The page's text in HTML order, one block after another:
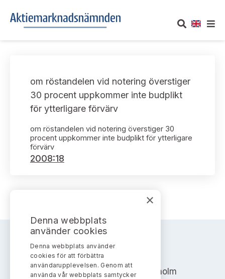
Om oss
Vårt uppdrag
Informationsgivning
Arbetssätt och jävsfrågor
Ledamöter
Huvudmän
UTTALANDEN
Om nämndens uttalanden
Framställningar och konsultation
Uttalanden sorterade efter publiceringsdatum
Uttalanden sorterade ämnesvis
Sök uttalanden
Avgifter
TAKEOVER-REGLER
Takeover-regler för reglerade marknader och vissa
handelsplattformar
AKTUELLT
Bildarkiv
Kontakt angående ansökningar och uttalanden
Kontakt administrativa ärenden
om röstandelen vid notering överstiger
30 procent uppkommer inte budplikt
för ytterligare förvärv
om röstandelen vid notering överstiger 30
procent uppkommer inte budplikt för ytterligare
förvärv
2008:18
AKTIEMARKNADSNÄMNDEN
Address: Box 7354, 103 90 Stockholm
×
Denna webbplats
använder cookies
Denna webbplats använder
cookies för att förbättra
användarupplevelsen. Genom att
använda vår webbplats samtycker